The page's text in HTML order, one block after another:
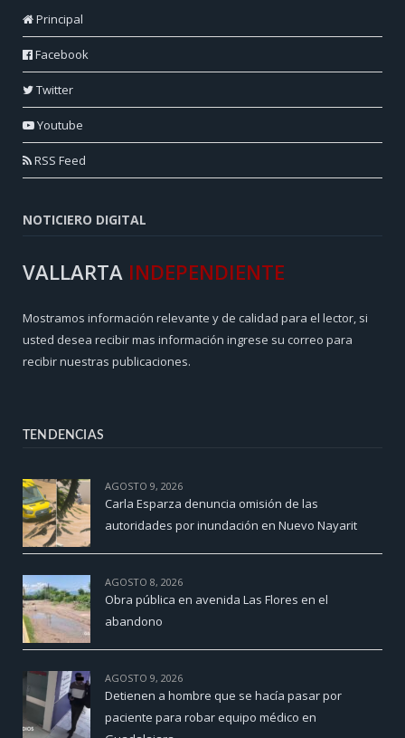
Principal
Facebook
Twitter
Youtube
RSS Feed
NOTICIERO DIGITAL
VALLARTA INDEPENDIENTE
Mostramos información relevante y de calidad para el lector, si
usted desea recibir mas información ingrese su correo para
recibir nuestras publicaciones.
TENDENCIAS
AGOSTO 9, 2026
Carla Esparza denuncia omisión de las
autoridades por inundación en Nuevo Nayarit
AGOSTO 8, 2026
Obra pública en avenida Las Flores en el
abandono
AGOSTO 9, 2026
Detienen a hombre que se hacía pasar por
paciente para robar equipo médico en